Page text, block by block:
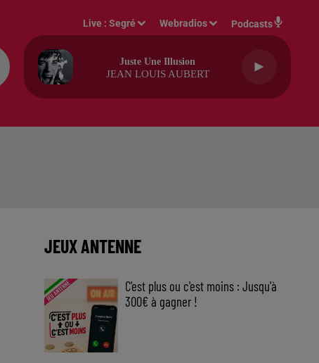
Live :Segré Webradios Podcasts
Juste Une Illusion
JEAN LOUIS AUBERT
JEUX ANTENNE
C'est plus ou c'est moins : Jusqu'à
300€ à gagner !